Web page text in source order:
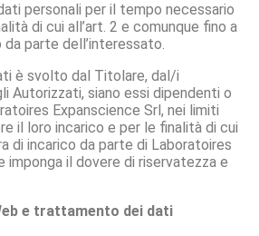
personali per il tempo necessario
di cui all’art. 2 e comunque fino a
parte dell’interessato.
è svolto dal Titolare, dal/i
Autorizzati, siano essi dipendenti o
Expanscience Srl, nei limiti
il loro incarico e per le finalità di cui
di incarico da parte di Laboratoires
imponga il dovere di riservatezza e
e trattamento dei dati